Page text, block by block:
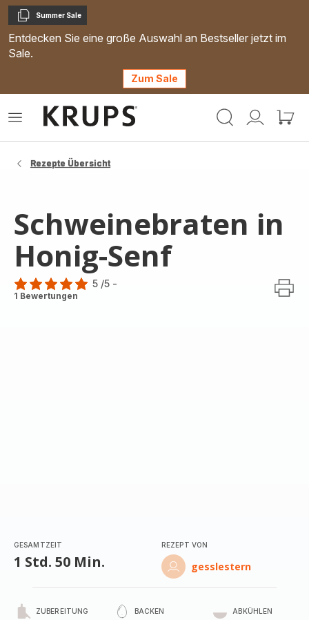
Kopieren
Summer Sale
Entdecken Sie eine große Auswahl an Bestseller jetzt im
Sale.
Zum Sale
Mein
Mein
Das
Rezepte Übersicht
Schweinebraten in
Honig-Senf
Bewertung
5 /5 -
1 Bewertungen
GESAMTZEIT
1 Std. 50 Min.
REZEPT VON
gesslestern
ZUBEREITUNG BACKEN ABKÜHLEN